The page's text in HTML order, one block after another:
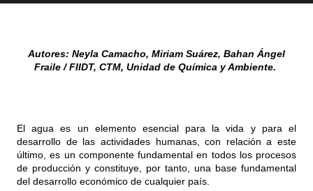
Autores: Neyla Camacho, Miriam Suárez, Bahan Ángel
Fraile / FIIDT, CTM, Unidad de Química y Ambiente.
El agua es un elemento esencial para la vida y para el
desarrollo de las actividades humanas, con relación a este
último, es un componente fundamental en todos los procesos
de producción y constituye, por tanto, una base fundamental
del desarrollo económico de cualquier país.